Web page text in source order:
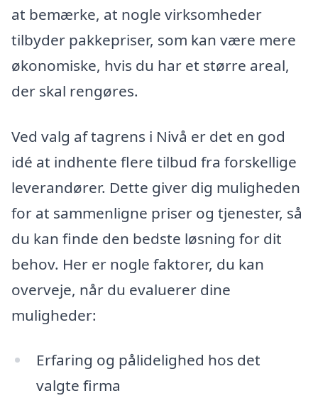
at bemærke, at nogle virksomheder
tilbyder pakkepriser, som kan være mere
økonomiske, hvis du har et større areal,
der skal rengøres.
Ved valg af tagrens i Nivå er det en god
idé at indhente flere tilbud fra forskellige
leverandører. Dette giver dig muligheden
for at sammenligne priser og tjenester, så
du kan finde den bedste løsning for dit
behov. Her er nogle faktorer, du kan
overveje, når du evaluerer dine
muligheder:
Erfaring og pålidelighed hos det
valgte firma